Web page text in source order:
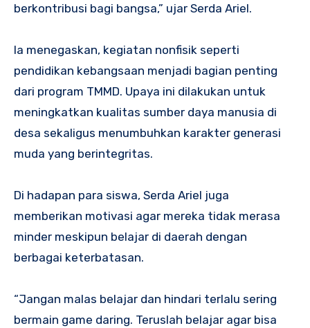
berkontribusi bagi bangsa,” ujar Serda Ariel.
Ia menegaskan, kegiatan nonfisik seperti
pendidikan kebangsaan menjadi bagian penting
dari program TMMD. Upaya ini dilakukan untuk
meningkatkan kualitas sumber daya manusia di
desa sekaligus menumbuhkan karakter generasi
muda yang berintegritas.
Di hadapan para siswa, Serda Ariel juga
memberikan motivasi agar mereka tidak merasa
minder meskipun belajar di daerah dengan
berbagai keterbatasan.
“Jangan malas belajar dan hindari terlalu sering
bermain game daring. Teruslah belajar agar bisa